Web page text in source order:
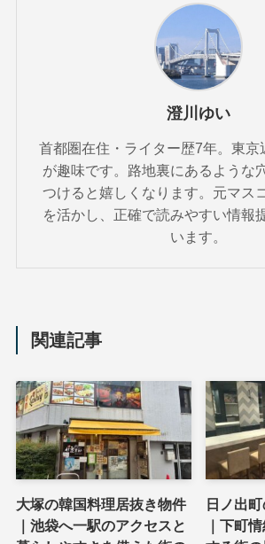
澄川ゆい
首都圏在住・ライター歴7年。東京
が趣味です。路地裏にあるような
つけると嬉しくなります。元マス
を活かし、正確で読みやすい情報
います。
関連記事
大塚の韓国料理居抜き物件
｜池袋へ一駅のアクセスと
日ノ出
｜下町